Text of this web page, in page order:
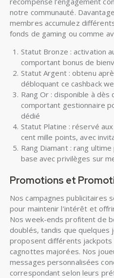
notre communauté.
membres accumulez
fonds de gaming ou comme
Statut Bronze : activation
comportant bonus de
Statut Argent : obtenu
débloquant ce cashback
Rang Or : disponible à
comportant gestionnaire
dédié
Statut Platine : réservé
cent mille points, avec
Rang Diamant : rang
base avec privilèges sur
Promotions et
Nos campagnes publicitaires
pour maintenir l’intérêt et
Nos week-ends profitent de
doublés, tandis que quelques
proposent différents jackpots
cagnottes majorées. Nos
messages personnalisées
correspondant selon leurs